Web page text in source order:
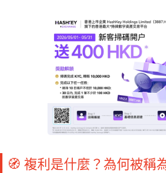
🧭 複利是什麼？為何被稱